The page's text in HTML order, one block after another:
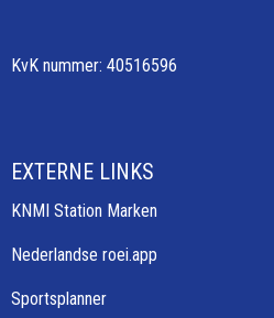
KvK nummer: 40516596
EXTERNE LINKS
KNMI Station Marken
Nederlandse roei.app
Sportsplanner